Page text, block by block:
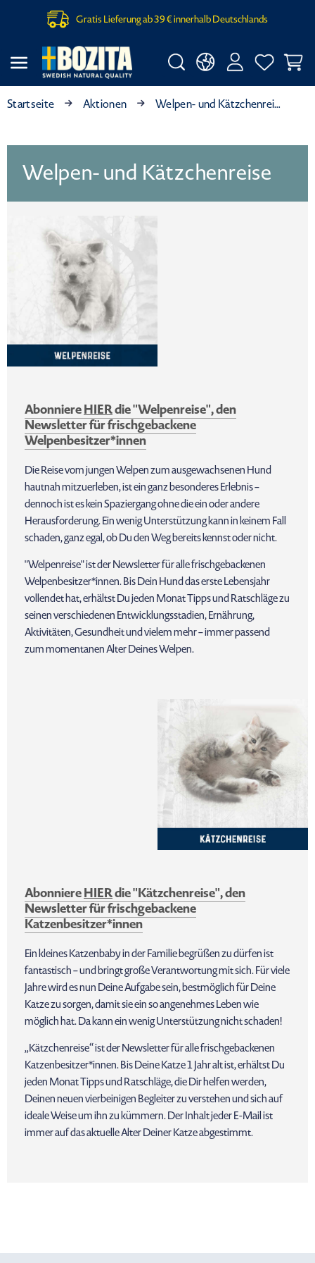
Gratis Lieferung ab 39 € innerhalb Deutschlands
Startseite Aktionen Welpen- und Kätzchenreise
Welpen- und Kätzchenreise
AbonniereHIERdie "Welpenreise", den
Newsletter für frischgebackene
Welpenbesitzer*innen
Die Reise vom jungen Welpen zum ausgewachsenen Hund
hautnah mitzuerleben, ist ein ganz besonderes Erlebnis –
dennoch ist es kein Spaziergang ohne die ein oder andere
Herausforderung. Ein wenig Unterstützung kann in keinem Fall
schaden, ganz egal, ob Du den Weg bereits kennst oder nicht.
"Welpenreise" ist der Newsletter für alle frischgebackenen
Welpenbesitzer*innen. Bis Dein Hund das erste Lebensjahr
vollendet hat, erhältst Du jeden Monat Tipps und Ratschläge zu
seinen verschiedenen Entwicklungsstadien, Ernährung,
Aktivitäten, Gesundheit und vielem mehr – immer passend
zum momentanen Alter Deines Welpen.
AbonniereHIERdie "Kätzchenreise", den
Newsletter für frischgebackene
Katzenbesitzer*innen
Ein kleines Katzenbaby in der Familie begrüßen zu dürfen ist
fantastisch – und bringt große Verantwortung mit sich. Für viele
Jahre wird es nun Deine Aufgabe sein, bestmöglich für Deine
Katze zu sorgen, damit sie ein so angenehmes Leben wie
möglich hat. Da kann ein wenig Unterstützung nicht schaden!
„Kätzchenreise“ ist der Newsletter für alle frischgebackenen
Katzenbesitzer*innen. Bis Deine Katze 1 Jahr alt ist, erhältst Du
jeden Monat Tipps und Ratschläge, die Dir helfen werden,
Deinen neuen vierbeinigen Begleiter zu verstehen und sich auf
ideale Weise um ihn zu kümmern. Der Inhalt jeder E-Mail ist
immer auf das aktuelle Alter Deiner Katze abgestimmt.